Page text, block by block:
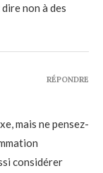
non à des
mais ne pensez-
considérer
RÉPONDRE